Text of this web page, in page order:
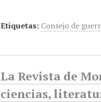
Etiquetas: Consejo de
La Revista de
ciencias,